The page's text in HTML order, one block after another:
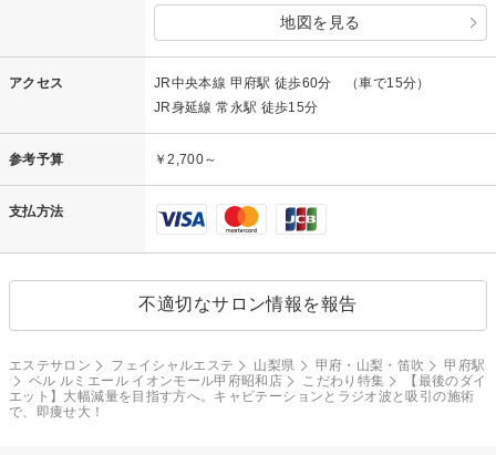
地図を見る
アクセス
JR中央本線 甲府駅 徒歩60分 （車で15分）
JR身延線 常永駅 徒歩15分
参考予算 ￥2,700～
支払方法
不適切なサロン情報を報告
エステサロン フェイシャルエステ 山梨県 甲府・山梨・笛吹
甲府駅
ベル ルミエール イオンモール甲府昭和店
こだわり特集
【最後のダイ
エット】大幅減量を目指す方へ。キャビテーションとラジオ波と吸引の施術
で、即痩せ大！